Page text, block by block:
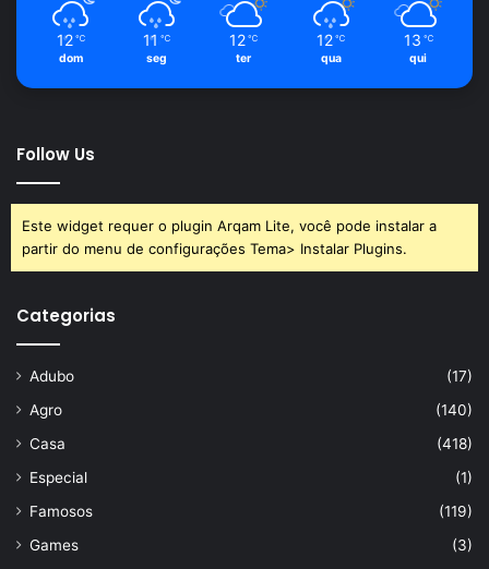
12 ℃
dom
11 ℃
seg
12 ℃
ter
12 ℃
qua
13 ℃
qui
Follow Us
Este widget requer o plugin Arqam Lite, você pode instalar a
partir do menu de configurações Tema> Instalar Plugins.
Categorias
Adubo
(17)
Agro
(140)
Casa
(418)
Especial
(1)
Famosos
(119)
Games
(3)